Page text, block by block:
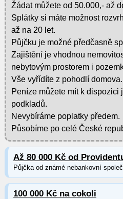
Žádat můžete od 50.000,- až
Splátky si máte možnost
až na 20 let.
Půjčku je možné předčasně
Zajištění je vhodnou
nebytovým prostorem i
Vše vyřídíte z pohodlí domova.
Peníze můžete mít k
podkladů.
Nevybíráme poplatky předem.
Působíme po celé České
Až 80 000 Kč od
Půjčka od známé nebankovní
100 000 Kč na cokoli